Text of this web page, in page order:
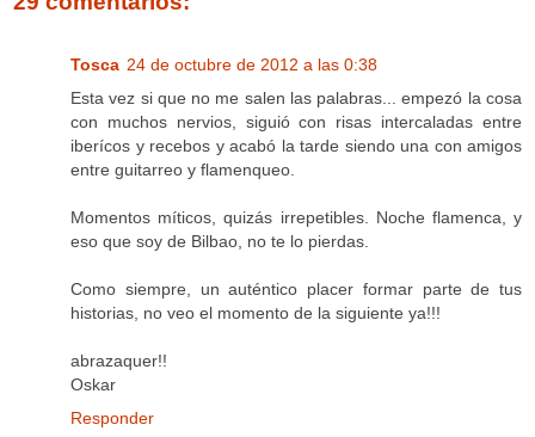
Tosca 24 de octubre de 2012 a las 0:38
Esta vez si que no me salen las palabras... empezó la cosa
con muchos nervios, siguió con risas intercaladas entre
iberícos y recebos y acabó la tarde siendo una con amigos
entre guitarreo y flamenqueo.
Momentos míticos, quizás irrepetibles. Noche flamenca, y
eso que soy de Bilbao, no te lo pierdas.
Como siempre, un auténtico placer formar parte de tus
historias, no veo el momento de la siguiente ya!!!
abrazaquer!!
Oskar
Responder